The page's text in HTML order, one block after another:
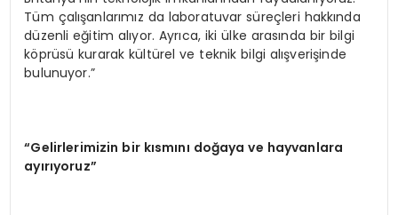
Tüm çalışanlarımız da laboratuvar süreçleri hakkında
düzenli eğitim alıyor. Ayrıca, iki ülke arasında bir bilgi
köprüsü kurarak kültürel ve teknik bilgi alışverişinde
bulunuyor.”
“Gelirlerimizin bir kısmını doğaya ve hayvanlara
ayırıyoruz”